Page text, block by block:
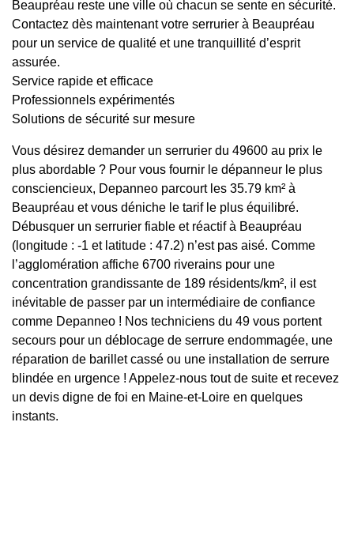
Beaupréau reste une ville où chacun se sente en sécurité.
Contactez dès maintenant votre serrurier à Beaupréau
pour un service de qualité et une tranquillité d’esprit
assurée.
Service rapide et efficace
Professionnels expérimentés
Solutions de sécurité sur mesure
Vous désirez demander un serrurier du 49600 au prix le
plus abordable ? Pour vous fournir le dépanneur le plus
consciencieux, Depanneo parcourt les 35.79 km² à
Beaupréau et vous déniche le tarif le plus équilibré.
Débusquer un serrurier fiable et réactif à Beaupréau
(longitude : -1 et latitude : 47.2) n’est pas aisé. Comme
l’agglomération affiche 6700 riverains pour une
concentration grandissante de 189 résidents/km², il est
inévitable de passer par un intermédiaire de confiance
comme Depanneo ! Nos techniciens du 49 vous portent
secours pour un déblocage de serrure endommagée, une
réparation de barillet cassé ou une installation de serrure
blindée en urgence ! Appelez-nous tout de suite et recevez
un devis digne de foi en Maine-et-Loire en quelques
instants.